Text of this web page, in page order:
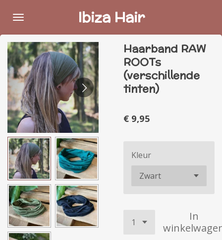
direct
naar
de
hoofdinhoud
Ibiza Hair
Haarband RAW
ROOTs
(verschillende
tinten)
€ 9,95
Kleur
In